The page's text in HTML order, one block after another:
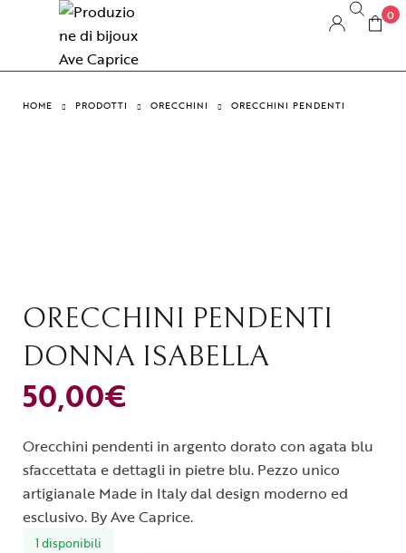
0
HOME PRODOTTI ORECCHINI ORECCHINI PENDENTI
ORECCHINI PENDENTI
DONNA ISABELLA
50,00€
Orecchini pendenti in argento dorato con agata blu
sfaccettata e dettagli in pietre blu. Pezzo unico
artigianale Made in Italy dal design moderno ed
esclusivo. By Ave Caprice.
1 disponibili